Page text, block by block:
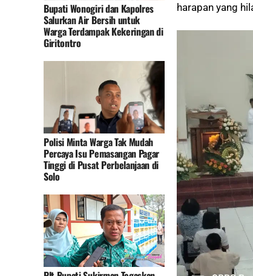
Bupati Wonogiri dan Kapolres
Salurkan Air Bersih untuk
Warga Terdampak Kekeringan di
Giritontro
Polisi Minta Warga Tak Mudah
Percaya Isu Pemasangan Pagar
Tinggi di Pusat Perbelanjaan di
Solo
harapan yang